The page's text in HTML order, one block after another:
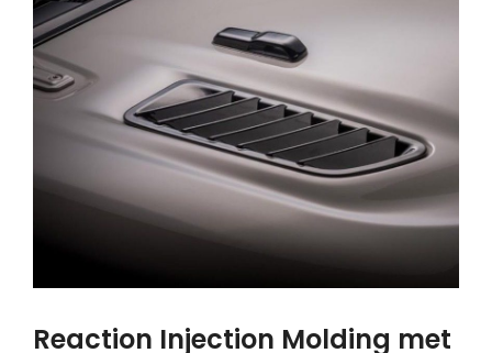
Reaction Injection Molding met